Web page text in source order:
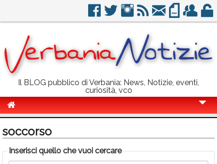
Il BLOG pubblico di Verbania: News, Notizie, eventi,
curiosità, vco
Politica
Sport
soccorso
Inserisci quello che vuoi cercare